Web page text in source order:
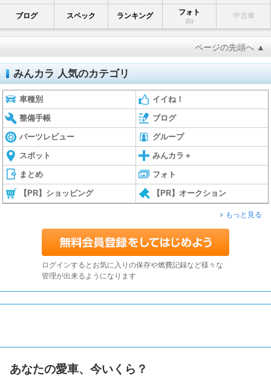
ブログ スペック ランキング フォト
(0)
中古車
ページの先頭へ ▲
みんカラ 人気のカテゴリ
車種別 イイね！
整備手帳 ブログ
パーツレビュー グループ
スポット みんカラ＋
まとめ フォト
【PR】ショッピング 【PR】オークション
もっと見る
ログインするとお気に入りの保存や燃費記録など様々な
管理が出来るようになります
あなたの愛車、今いくら？